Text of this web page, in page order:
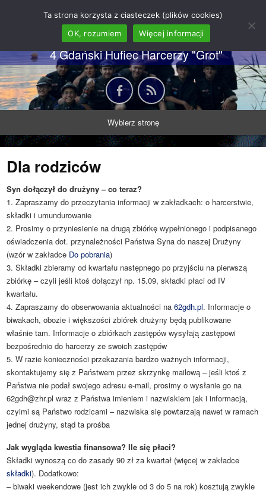
62 GDH "Orkan" im. gen.
Stanisława Sosabowskiego
4 Gdański Hufiec Harcerzy "Grot"
Wybierz stronę
Dla rodziców
Syn dołączył do drużyny – co teraz?
1. Zapraszamy do przeczytania informacji w zakładkach: o harcerstwie,
składki i umundurowanie
2. Prosimy o przyniesienie na drugą zbiórkę wypełnionego i podpisanego
oświadczenia dot. przynależności Państwa Syna do naszej Drużyny
(wzór w zakładce Do pobrania)
3. Składki zbieramy od kwartału następnego po przyjściu na pierwszą
zbiórkę – czyli jeśli ktoś dołączył np. 15.09, składki płaci od IV
kwartału.
4. Zapraszamy do obserwowania aktualności na62gdh.pl. Informacje o
biwakach, obozie i większości zbiórek drużyny będą publikowane
właśnie tam. Informacje o zbiórkach zastępów wysyłają zastępowi
bezpośrednio do harcerzy ze swoich zastępów
5. W razie konieczności przekazania bardzo ważnych informacji,
skontaktujemy się z Państwem przez skrzynkę mailową – jeśli ktoś z
Państwa nie podał swojego adresu e-mail, prosimy o wysłanie go na
62gdh@zhr.pl wraz z Państwa imieniem i nazwiskiem jak i informacją,
czyimi są Państwo rodzicami – nazwiska się powtarzają nawet w ramach
jednej drużyny, stąd ta prośba
Jak wygląda kwestia finansowa? Ile się płaci?
Składki wynoszą co do zasady 90 zł za kwartał (więcej w zakładce
składki). Dodatkowo:
– biwaki weekendowe (jest ich zwykle od 3 do 5 na rok) kosztują zwykle
Ta strona korzysta z ciasteczek (plików cookies)
OK, rozumiem
Więcej informacji